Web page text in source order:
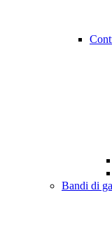
Bandi di